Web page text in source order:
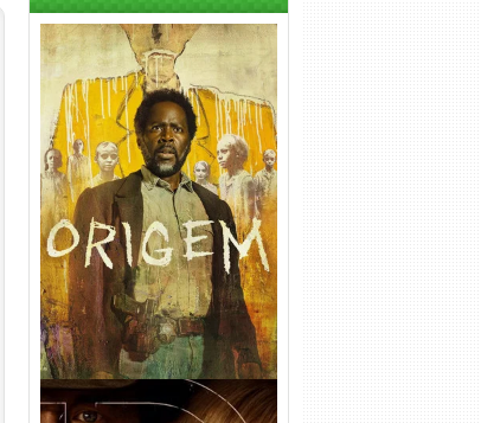
Origem 4ª Temporada Torrent
(2026) WEB-DL 1080p/4K
Dual Áudio